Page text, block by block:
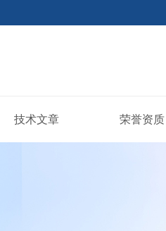
技术文章 荣誉资质